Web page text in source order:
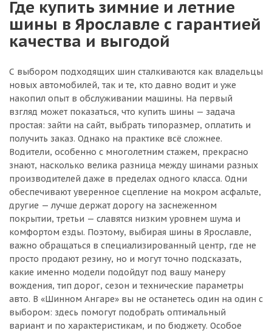
Где купить зимние и летние
шины в Ярославле с гарантией
качества и выгодой
С выбором подходящих шин сталкиваются как владельцы
новых автомобилей, так и те, кто давно водит и уже
накопил опыт в обслуживании машины. На первый
взгляд может показаться, что купить шины — задача
простая: зайти на сайт, выбрать типоразмер, оплатить и
получить заказ. Однако на практике всё сложнее.
Водители, особенно с многолетним стажем, прекрасно
знают, насколько велика разница между шинами разных
производителей даже в пределах одного класса. Одни
обеспечивают уверенное сцепление на мокром асфальте,
другие — лучше держат дорогу на заснеженном
покрытии, третьи — славятся низким уровнем шума и
комфортом езды. Поэтому, выбирая шины в Ярославле,
важно обращаться в специализированный центр, где не
просто продают резину, но и могут точно подсказать,
какие именно модели подойдут под вашу манеру
вождения, тип дорог, сезон и технические параметры
авто. В «Шинном Ангаре» вы не останетесь один на один с
выбором: здесь помогут подобрать оптимальный
вариант и по характеристикам, и по бюджету. Особое